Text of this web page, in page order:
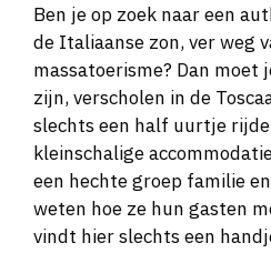
Ben je op zoek naar een
de Italiaanse zon, ver weg
massatoerisme? Dan moet
zijn, verscholen in de
slechts een half uurtje
kleinschalige
een hechte groep familie
weten hoe ze hun gasten
vindt hier slechts een